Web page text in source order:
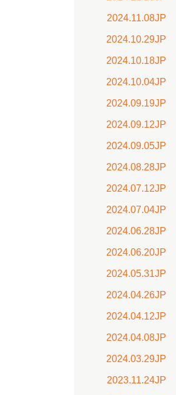
2024.11.08JP
2024.10.29JP
2024.10.18JP
2024.10.04JP
2024.09.19JP
2024.09.12JP
2024.09.05JP
2024.08.28JP
2024.07.12JP
2024.07.04JP
2024.06.28JP
2024.06.20JP
2024.05.31JP
2024.04.26JP
2024.04.12JP
2024.04.08JP
2024.03.29JP
2023.11.24JP